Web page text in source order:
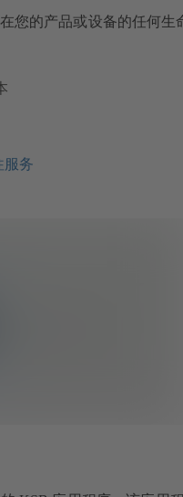
您的产品或设备的任何生
服务